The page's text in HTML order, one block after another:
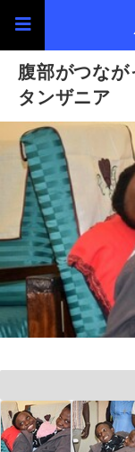
腹部がつな
タンザニア